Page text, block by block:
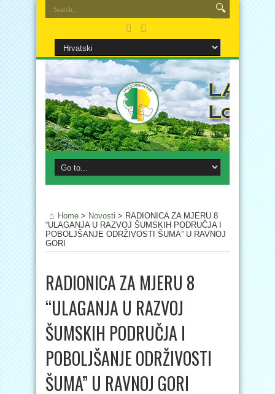
Home > Novosti > RADIONICA ZA MJERU 8
“ULAGANJA U RAZVOJ ŠUMSKIH PODRUČJA I
POBOLJŠANJE ODRŽIVOSTI ŠUMA” U RAVNOJ
GORI
RADIONICA ZA MJERU 8
“ULAGANJA U RAZVOJ
ŠUMSKIH PODRUČJA I
POBOLJŠANJE ODRŽIVOSTI
ŠUMA” U RAVNOJ GORI